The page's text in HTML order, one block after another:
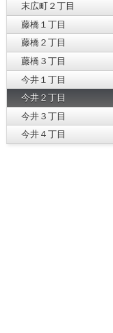
末広町２丁目
藤橋１丁目
藤橋２丁目
藤橋３丁目
今井１丁目
今井２丁目
今井３丁目
今井４丁目